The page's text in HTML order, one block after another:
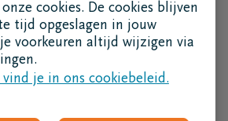
cookies. De cookies blijven
tijd opgeslagen in jouw
je voorkeuren altijd wijzigen via
je in ons cookiebeleid.